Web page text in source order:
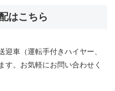
はこちら
車（運転手付きハイヤー、
す。お気軽にお問い合わせく